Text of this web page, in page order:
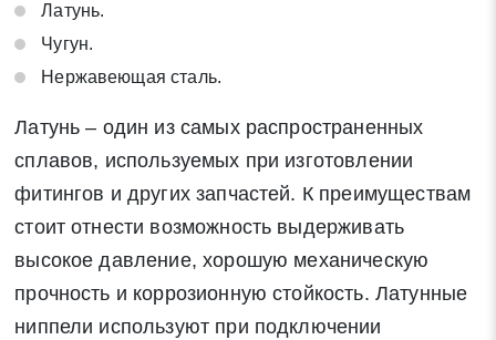
Латунь.
Чугун.
Нержавеющая сталь.
Латунь – один из самых распространенных
сплавов, используемых при изготовлении
фитингов и других запчастей. К преимуществам
стоит отнести возможность выдерживать
высокое давление, хорошую механическую
прочность и коррозионную стойкость. Латунные
ниппели используют при подключении